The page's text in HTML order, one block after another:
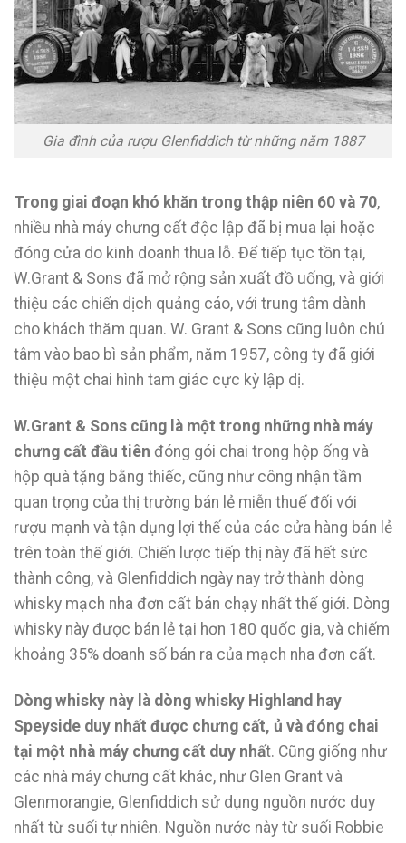
Gia đình của rượu Glenfiddich từ những năm 1887
Trong giai đoạn khó khăn trong thập niên 60 và 70,
nhiều nhà máy chưng cất độc lập đã bị mua lại hoặc
đóng cửa do kinh doanh thua lỗ. Để tiếp tục tồn tại,
W.Grant & Sons đã mở rộng sản xuất đồ uống, và giới
thiệu các chiến dịch quảng cáo, với trung tâm dành
cho khách thăm quan. W. Grant & Sons cũng luôn chú
tâm vào bao bì sản phẩm, năm 1957, công ty đã giới
thiệu một chai hình tam giác cực kỳ lập dị.
W.Grant & Sons cũng là một trong những nhà máy
chưng cất đầu tiên đóng gói chai trong hộp ống và
hộp quà tặng bằng thiếc, cũng như công nhận tầm
quan trọng của thị trường bán lẻ miễn thuế đối với
rượu mạnh và tận dụng lợi thế của các cửa hàng bán lẻ
trên toàn thế giới. Chiến lược tiếp thị này đã hết sức
thành công, và Glenfiddich ngày nay trở thành dòng
whisky mạch nha đơn cất bán chạy nhất thế giới. Dòng
whisky này được bán lẻ tại hơn 180 quốc gia, và chiếm
khoảng 35% doanh số bán ra của mạch nha đơn cất.
Dòng whisky này là dòng whisky Highland hay
Speyside duy nhất được chưng cất, ủ và đóng chai
tại một nhà máy chưng cất duy nhất. Cũng giống như
các nhà máy chưng cất khác, như Glen Grant và
Glenmorangie, Glenfiddich sử dụng nguồn nước duy
nhất từ suối tự nhiên. Nguồn nước này từ suối Robbie